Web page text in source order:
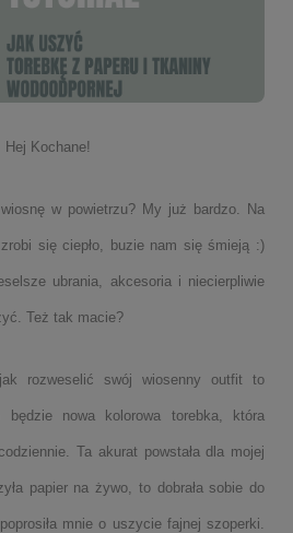
Hej Kochane!
w powietrzu? My już bardzo. Na
się ciepło, buzie nam się śmieją :)
ubrania, akcesoria i niecierpliwie
Też tak macie?
rozweselić swój wiosenny outfit to
będzie nowa kolorowa torebka, która
Ta akurat powstała dla mojej
papier na żywo, to dobrała sobie do
mnie o uszycie fajnej szoperki.